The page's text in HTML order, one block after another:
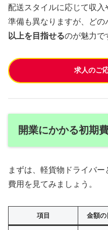
配送スタイルに応じて収
準備も異なりますが、どの
以上を目指せるのが魅力で
求人のご
開業にかかる初期
まずは、軽貨物ドライバ
費用を見てみましょう。
項目 金額の